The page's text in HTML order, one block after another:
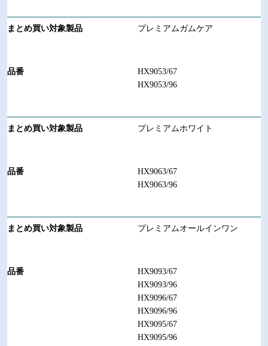
プレミアムガムケア
HX9053/67
HX9053/96
プレミアムホワイト
HX9063/67
HX9063/96
プレミアムオールインワン
HX9093/67
HX9093/96
HX9096/67
HX9096/96
HX9095/67
HX9095/96